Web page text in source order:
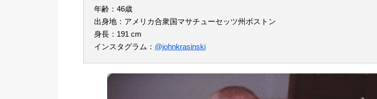
年齢：46歳
出身地：アメリカ合衆国マサチューセッツ州ボストン
身長：191 cm
インスタグラム： @johnkrasinski